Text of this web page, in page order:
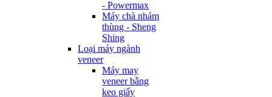
- Powermax
Máy chà nhám
thùng - Sheng
Shing
Loại máy ngành
veneer
Máy may
veneer bằng
keo giấy